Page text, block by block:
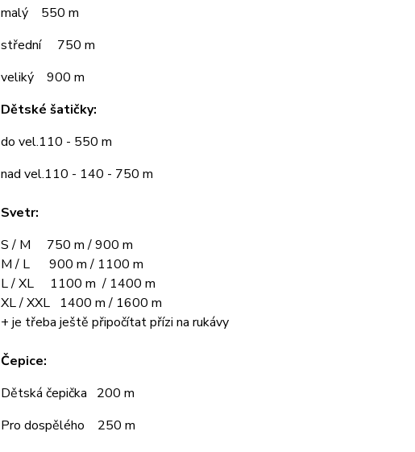
malý 550 m
střední 750 m
veliký 900 m
Dětské šatičky:
do vel.110 - 550 m
nad vel.110 - 140 - 750 m
Svetr:
S / M 750 m / 900 m
M / L 900 m / 1100 m
L / XL 1100 m / 1400 m
XL / XXL 1400 m / 1600 m
+ je třeba ještě připočítat přízi na rukávy
Čepice:
Dětská čepička 200 m
Pro dospělého 250 m